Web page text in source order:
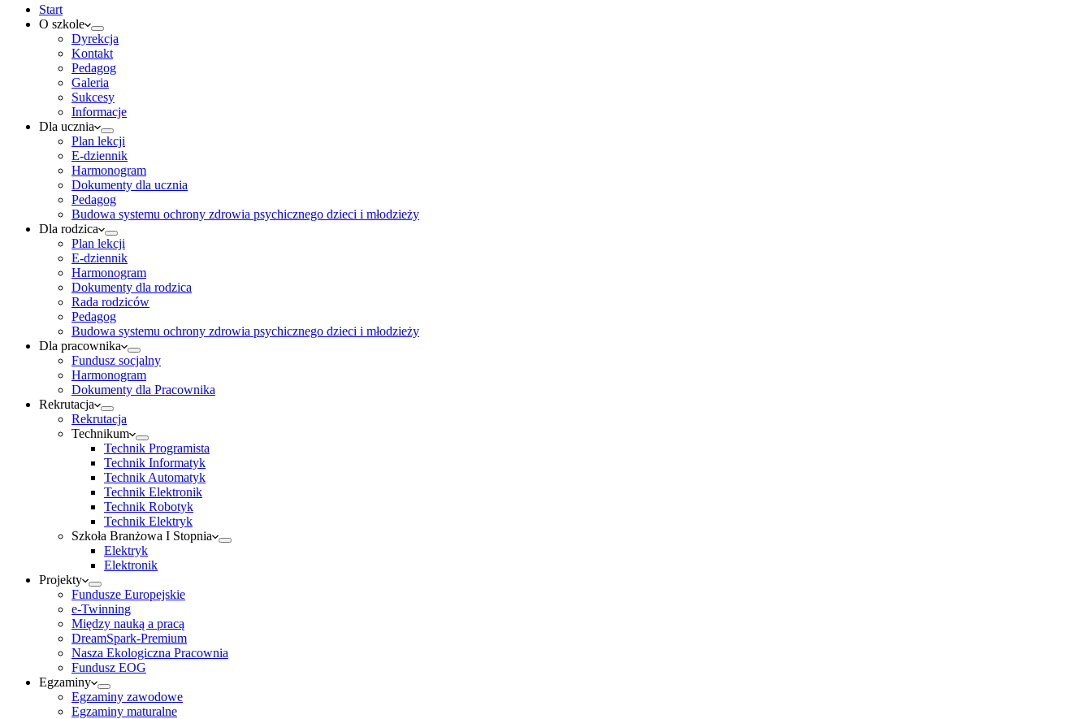
Start
O szkole
Dyrekcja
Kontakt
Pedagog
Galeria
Sukcesy
Informacje
Dla ucznia
Plan lekcji
E-dziennik
Harmonogram
Dokumenty dla ucznia
Pedagog
Budowa systemu ochrony zdrowia psychicznego dzieci i młodzieży
Dla rodzica
Plan lekcji
E-dziennik
Harmonogram
Dokumenty dla rodzica
Rada rodziców
Pedagog
Budowa systemu ochrony zdrowia psychicznego dzieci i młodzieży
Dla pracownika
Fundusz socjalny
Harmonogram
Dokumenty dla Pracownika
Rekrutacja
Rekrutacja
Technikum
Technik Programista
Technik Informatyk
Technik Automatyk
Technik Elektronik
Technik Robotyk
Technik Elektryk
Szkoła Branżowa I Stopnia
Elektryk
Elektronik
Projekty
Fundusze Europejskie
e-Twinning
Między nauką a pracą
DreamSpark-Premium
Nasza Ekologiczna Pracownia
Fundusz EOG
Egzaminy
Egzaminy zawodowe
Egzaminy maturalne